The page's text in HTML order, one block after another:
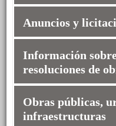
Plan General de
planos en detalle.
Política y
medioambiente,
mismos.
Estudios de
evaluaciones del
Anuncios y
Normativa
Proyectos,
públicas.
Modificaciones,
proyectos de obra.
Información
resoluciones de
Listado de
de obras públicas.
Obras públicas,
infraestructuras